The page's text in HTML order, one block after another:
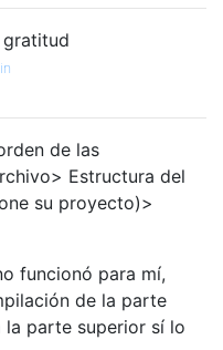
de las
Estructura del
su proyecto)>
funcionó para mí,
de la parte
parte superior sí lo